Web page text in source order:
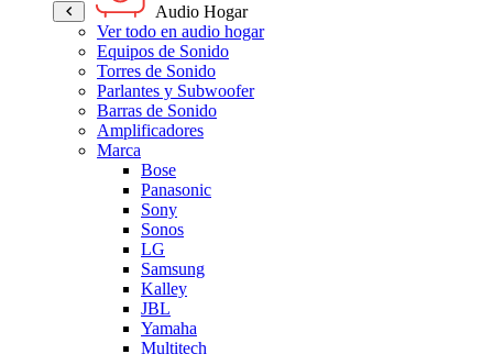
Audio Hogar
Ver todo en audio hogar
Equipos de Sonido
Torres de Sonido
Parlantes y Subwoofer
Barras de Sonido
Amplificadores
Marca
Bose
Panasonic
Sony
Sonos
LG
Samsung
Kalley
JBL
Yamaha
Multitech